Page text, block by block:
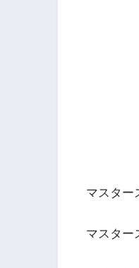
マスター
マスター